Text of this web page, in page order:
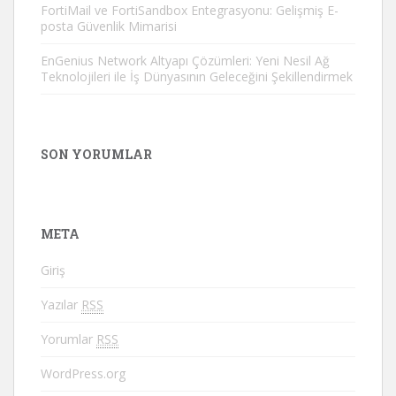
FortiMail ve FortiSandbox Entegrasyonu: Gelişmiş E-
posta Güvenlik Mimarisi
EnGenius Network Altyapı Çözümleri: Yeni Nesil Ağ
Teknolojileri ile İş Dünyasının Geleceğini Şekillendirmek
SON YORUMLAR
META
Giriş
Yazılar RSS
Yorumlar RSS
WordPress.org